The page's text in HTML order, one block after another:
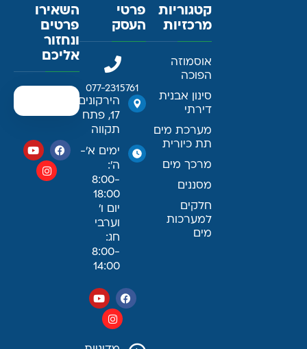
קטגוריות
מרכזיות
אוסמוזה
הפוכה
סינון אבנית
דירתי
מערכת מים
תת כיורית
מרכך מים
מסננים
חלקים
למערכות
מים
פרטי
העסק
077-2315761
הירקונים
17, פתח
תקווה
ימים א׳-
ה׳:
8:00-
18:00
יום ו׳
וערבי
חג:
8:00-
14:00
השאירו
פרטים
ונחזור
אליכם